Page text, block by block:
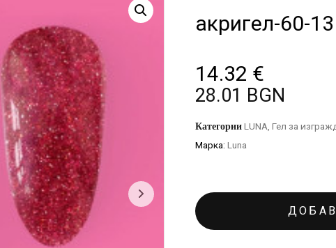
акригел-60-
14.32 €
28.01 BGN
КатегорииLUNA Гел за
Марка: Luna